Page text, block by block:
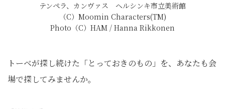
テンペラ、カンヴァス ヘルシンキ市立美術館
（C）Moomin Characters(TM)
Photo（C）HAM / Hanna Rikkonen
トーベが探し続けた「とっておきのもの」を、あなたも会
場で探してみませんか。